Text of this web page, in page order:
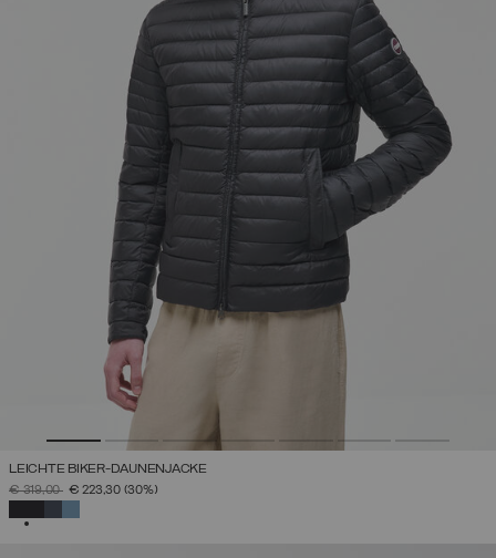
LEICHTE BIKER-DAUNENJACKE
PREIS REDUZIERT VON
€ 319,00AUF
€ 223,30 (30%)